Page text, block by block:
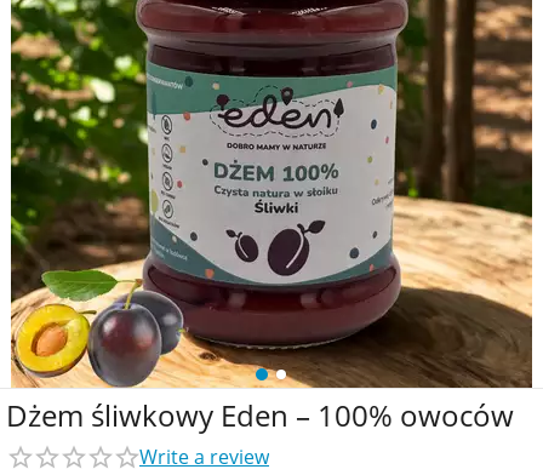
Dżem śliwkowy Eden – 100% owoców
Write a review